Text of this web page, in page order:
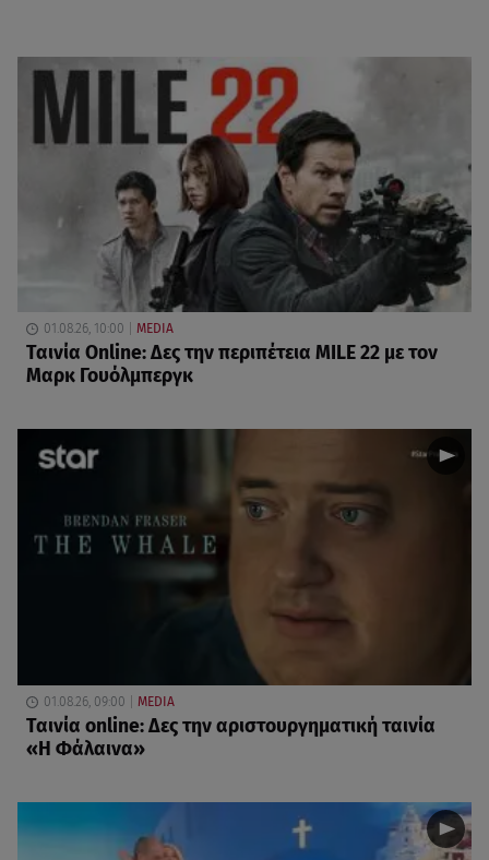
01.08.26, 10:00 MEDIA
Ταινία Online: Δες την περιπέτεια MILE 22 με τον
Μαρκ Γουόλμπεργκ
01.08.26, 09:00 MEDIA
Ταινία online: Δες την αριστουργηματική ταινία
«Η Φάλαινα»